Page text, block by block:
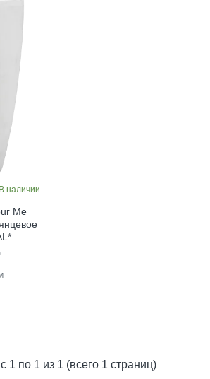
по RAL
В наличии
Me
1 по 1 из 1 (всего 1 страниц)